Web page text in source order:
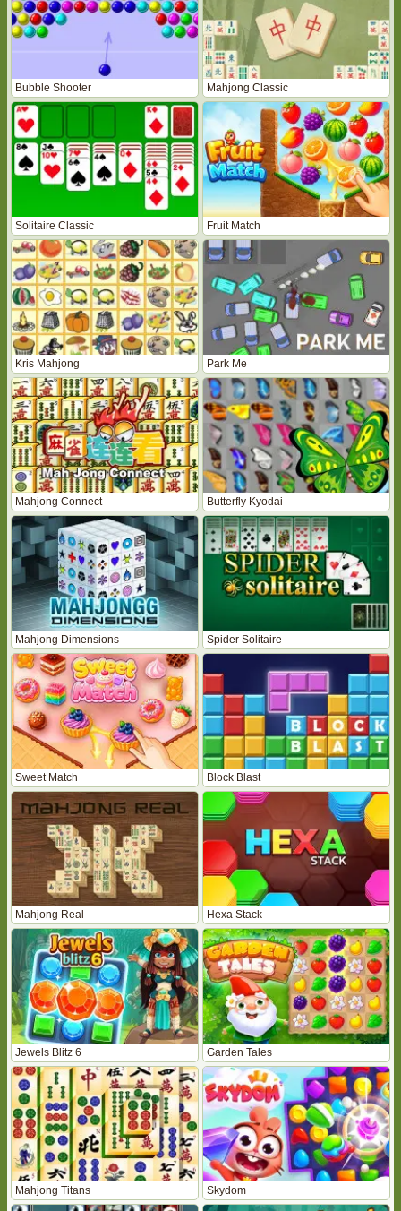
Bubble Shooter Mahjong Classic
Solitaire Classic Fruit Match
Kris Mahjong Park Me
Mahjong Connect Butterfly Kyodai
Mahjong Dimensions Spider Solitaire
Sweet Match Block Blast
Mahjong Real Hexa Stack
Jewels Blitz 6 Garden Tales
Mahjong Titans Skydom